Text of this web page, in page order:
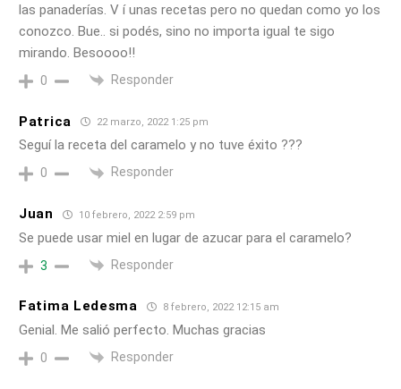
las panaderías. V í unas recetas pero no quedan como yo los
conozco. Bue.. si podés, sino no importa igual te sigo
mirando. Besoooo!!
0 Responder
Patrica 22 marzo, 2022 1:25 pm
Seguí la receta del caramelo y no tuve éxito ?‍??
0 Responder
Juan 10 febrero, 2022 2:59 pm
Se puede usar miel en lugar de azucar para el caramelo?
3 Responder
Fatima Ledesma 8 febrero, 2022 12:15 am
Genial. Me salió perfecto. Muchas gracias
0 Responder